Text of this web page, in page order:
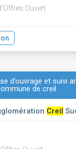
Ouvert
d’ouvrage et suivi
de creil
Creil